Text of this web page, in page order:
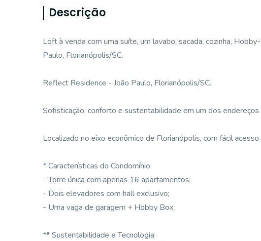
Descrição
Loft à venda com uma suíte, um lavabo, sacada, cozinha,
Paulo, Florianópolis/SC.
Reflect Residence - João Paulo, Florianópolis/SC.
Sofisticação, conforto e sustentabilidade em um dos endereços
Localizado no eixo econômico de Florianópolis, com fácil
* Características do Condomínio:
- Torre única com apenas 16 apartamentos;
- Dois elevadores com hall exclusivo;
- Uma vaga de garagem + Hobby Box.
** Sustentabilidade e Tecnologia: